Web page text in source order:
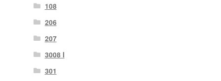
108
206
207
3008 I
301